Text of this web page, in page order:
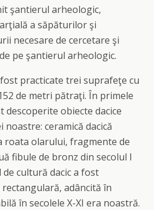
şantierul arheologic,
a săpăturilor şi
necesare de cercetare şi
pe şantierul arheologic.
practicate trei suprafeţe cu
de metri pătraţi. În primele
obiecte dacice
ceramică dacică
roata olarului, fragmente de
fibule de bronz din secolul I
cultură dacic a fost
adâncită în
în secolele X-XI era noastră.